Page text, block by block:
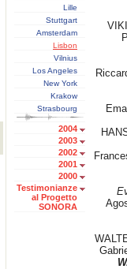
Lille
Stuttgart
Amsterdam
Lisbon
Vilnius
Los Angeles
New York
Krakow
Strasbourg
2004
2003
2002
2001
2000
Testimonianze
al Progetto
SONORA